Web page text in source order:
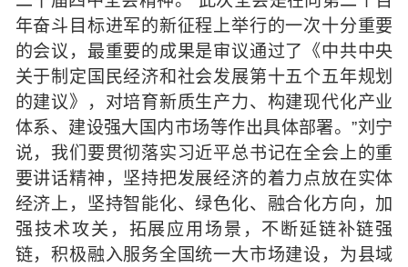
年奋斗目标进军的新征程上举行的一次十分重要
的会议，最重要的成果是审议通过了《中共中央
关于制定国民经济和社会发展第十五个五年规划
的建议》，对培育新质生产力、构建现代化产业
体系、建设强大国内市场等作出具体部署。”刘宁
说，我们要贯彻落实习近平总书记在全会上的重
要讲话精神，坚持把发展经济的着力点放在实体
经济上，坚持智能化、绿色化、融合化方向，加
强技术攻关，拓展应用场景，不断延链补链强
链，积极融入服务全国统一大市场建设，为县域